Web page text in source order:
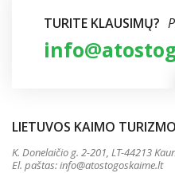
TURITE KLAUSIMŲ?
LIETUVOS KAIMO
K. Donelaičio g. 2-201, LT-44213
El. paštas:info@atostogoskaime.lt